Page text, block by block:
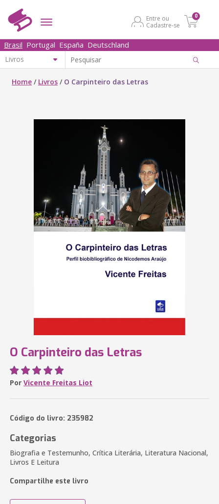
Entre ou
Cadastre-se
0
Brasil Portugal España Deutschland
Home / Livros / O Carpinteiro das Letras
O Carpinteiro das Letras
Por Vicente Freitas Liot
Código do livro: 235982
Categorias
Biografia e Testemunho, Crítica Literária, Literatura Nacional,
Livros E Leitura
Compartilhe este livro